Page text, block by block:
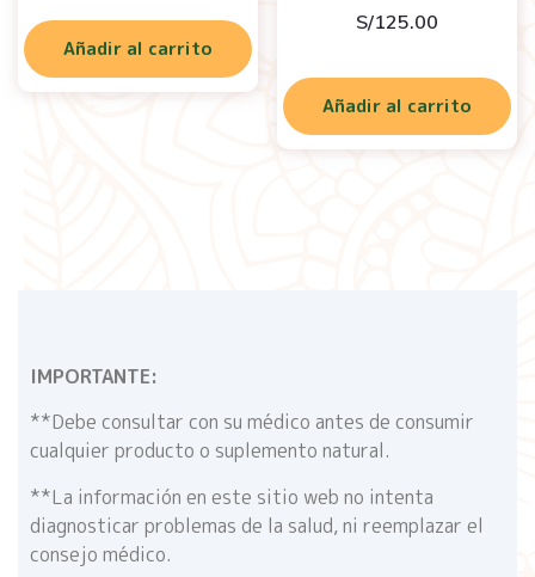
Añadir al carrito
S/125.00
Añadir al carrito
IMPORTANTE:
**Debe consultar con su médico antes de consumir
cualquier producto o suplemento natural.
**La información en este sitio web no intenta
diagnosticar problemas de la salud, ni reemplazar el
consejo médico.